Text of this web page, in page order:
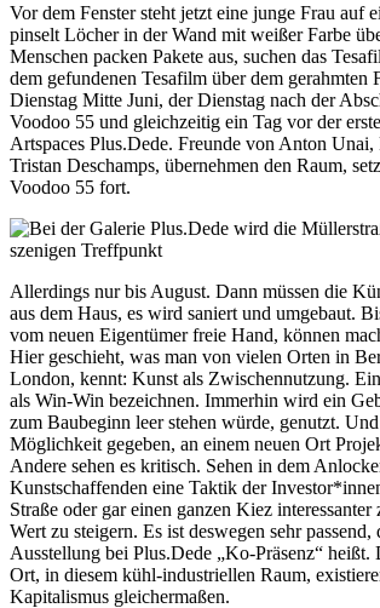
Vor dem Fenster steht jetzt eine junge Frau auf
pinselt Löcher in der Wand mit weißer Farbe
Menschen packen Pakete aus, suchen das
dem gefundenen Tesafilm über dem gerahmten
Dienstag Mitte Juni, der Dienstag nach der
Voodoo 55 und gleichzeitig ein Tag vor der
Artspaces Plus.Dede. Freunde von Anton
Tristan Deschamps, übernehmen den Raum,
Voodoo 55 fort.
Allerdings nur bis August. Dann müssen die
aus dem Haus, es wird saniert und umgebaut.
vom neuen Eigentümer freie Hand, können
Hier geschieht, was man von vielen Orten in
London, kennt: Kunst als Zwischennutzung.
als Win-Win bezeichnen. Immerhin wird ein
zum Baubeginn leer stehen würde, genutzt.
Möglichkeit gegeben, an einem neuen Ort
Andere sehen es kritisch. Sehen in dem
Kunstschaffenden eine Taktik der
Straße oder gar einen ganzen Kiez interessanter
Wert zu steigern. Es ist deswegen sehr passend,
Ausstellung bei Plus.Dede „Ko-Präsenz“ heißt.
Ort, in diesem kühl-industriellen Raum,
Kapitalismus gleichermaßen.